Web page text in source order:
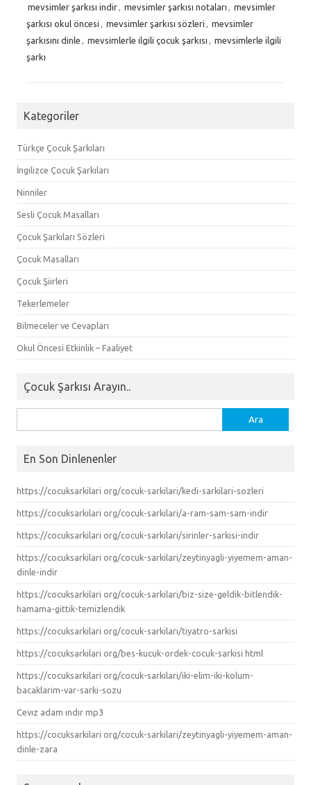
mevsimler şarkısı indir
mevsimler şarkısı notaları
mevsimler
şarkısı okul öncesi
mevsimler şarkısı sözleri
mevsimler
şarkısını dinle
mevsimlerle ilgili çocuk şarkısı
mevsimlerle ilgili
şarkı
Kategoriler
Türkçe Çocuk Şarkıları
İngilizce Çocuk Şarkıları
Ninniler
Sesli Çocuk Masalları
Çocuk Şarkıları Sözleri
Çocuk Masalları
Çocuk Şiirleri
Tekerlemeler
Bilmeceler ve Cevapları
Okul Öncesi Etkinlik – Faaliyet
Çocuk Şarkısı Arayın..
En Son Dinlenenler
https://cocuksarkilari org/cocuk-sarkilari/kedi-sarkilari-sozleri
https://cocuksarkilari org/cocuk-sarkilari/a-ram-sam-sam-indir
https://cocuksarkilari org/cocuk-sarkilari/sirinler-sarkisi-indir
https://cocuksarkilari org/cocuk-sarkilari/zeytinyagli-yiyemem-aman-
dinle-indir
https://cocuksarkilari org/cocuk-sarkilari/biz-size-geldik-bitlendik-
hamama-gittik-temizlendik
https://cocuksarkilari org/cocuk-sarkilari/tiyatro-sarkisi
https://cocuksarkilari org/bes-kucuk-ordek-cocuk-sarkisi html
https://cocuksarkilari org/cocuk-sarkilari/iki-elim-iki-kolum-
bacaklarim-var-sarki-sozu
Cevız adam ındır mp3
https://cocuksarkilari org/cocuk-sarkilari/zeytinyagli-yiyemem-aman-
dinle-zara